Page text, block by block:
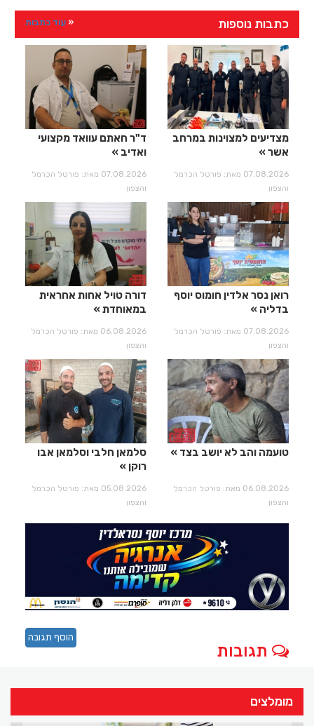
כתבות נוספות עוד כתבות
מצדיעים למצוינות במרחב
אשר
07.08.2026 מאת: פורטל הכרמל
והצפון
ד"ר חאתם עוואד מקצועי
ואדיב
07.08.2026 מאת: פורטל הכרמל
והצפון
רואן נסר אלדין חומוס יוסף
בדליה
07.08.2026 מאת: פורטל הכרמל
והצפון
דורה טויל אחות אחראית
במאוחדת
06.08.2026 מאת: פורטל הכרמל
והצפון
טועמה והב לא יושב בצד
06.08.2026 מאת: פורטל הכרמל
והצפון
סלמאן חלבי וסלמאן אבו
רוקן
05.08.2026 מאת: פורטל הכרמל
והצפון
תגובות
הוסף תגובה
מומלצים